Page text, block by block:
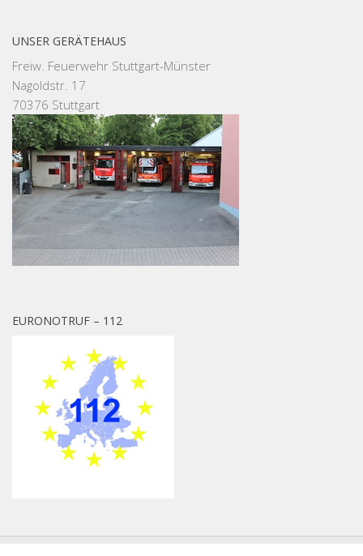
UNSER GERÄTEHAUS
Freiw. Feuerwehr Stuttgart-Münster
Nagoldstr. 17
70376 Stuttgart
EURONOTRUF – 112